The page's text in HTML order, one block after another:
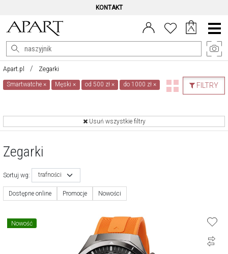
KONTAKT
Menu
główne
Apart.pl Zegarki
FILTRY
Smartwatche× Męski× od 500 zł × do 1000 zł ×
Usuń wszystkie filtry
Zegarki
Sortuj wg: trafności
Dostępne online Promocje Nowości
Nowość